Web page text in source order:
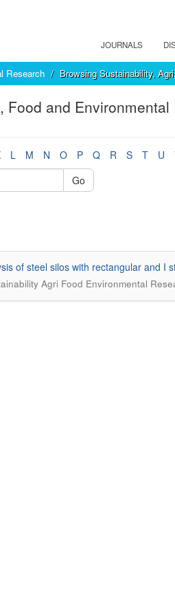
JOURNALS
Research Browsing Sustainability,
Food and
L M N O P Q R S T U
Go
of steel silos with rectangular and I
Agri Food Environmental